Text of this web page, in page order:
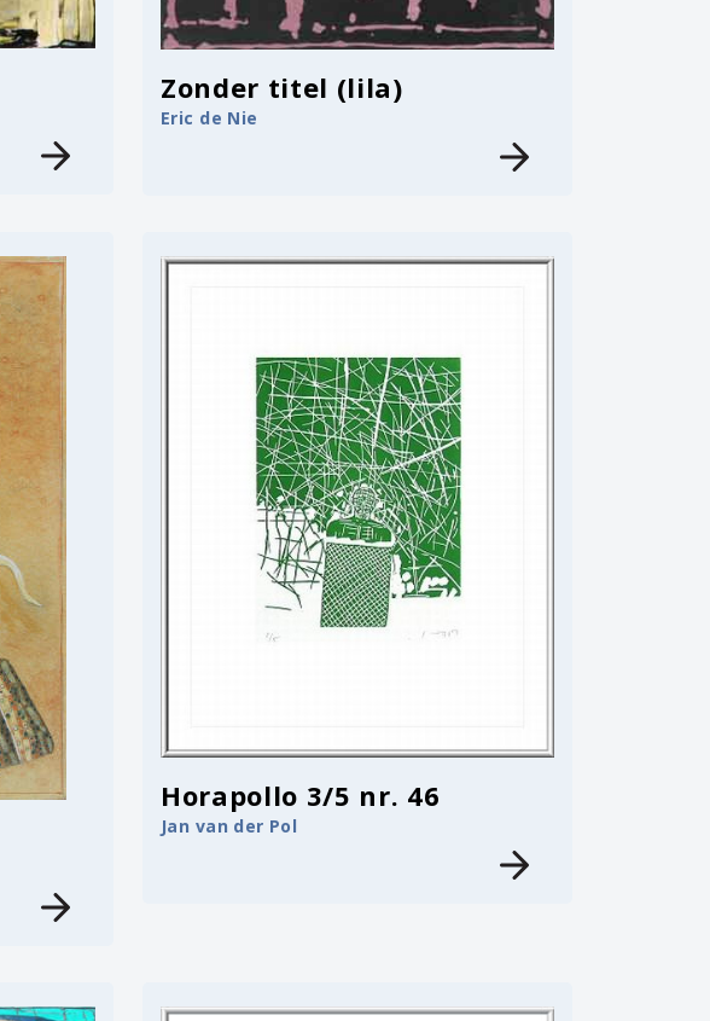
Zonder titel (lila)
Eric de Nie
Horapollo 3/5 nr. 46
Jan van der Pol